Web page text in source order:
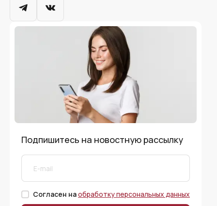
Подпишитесь на новостную рассылку
Согласен наобработку персональных данных